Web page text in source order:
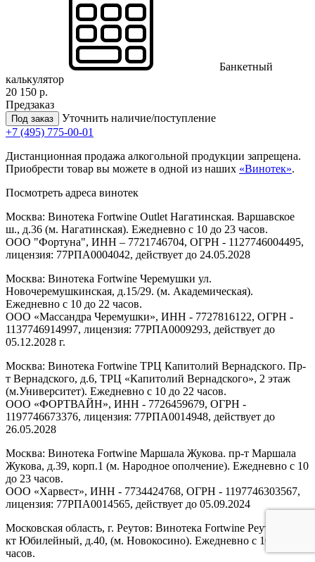
Банкетный
калькулятор
20 150 р.
Предзаказ
Под заказ
Уточнить наличие/поступление
+7 (495) 775-00-01
Дистанционная продажа алкогольной продукции запрещена.
Приобрести товар вы можете в одной из наших «Винотек».
Посмотреть адреса винотек
Москва: Винотека Fortwine Outlet Нагатинская. Варшавское
ш., д.36 (м. Нагатинская). Ежедневно с 10 до 23 часов.
ООО "Фортуна", ИНН – 7721746704, ОГРН - 1127746004495,
лицензия: 77РПА0004042, действует до 24.05.2028
Москва: Винотека Fortwine Черемушки ул.
Новочеремушкинская, д.15/29. (м. Академическая).
Ежедневно с 10 до 22 часов.
ООО «Массандра Черемушки», ИНН - 7727816122, ОГРН -
1137746914997, лицензия: 77РПА0009293, действует до
05.12.2028 г.
Москва: Винотека Fortwine ТРЦ Капитолий Вернадского. Пр-
т Вернадского, д.6, ТРЦ «Капитолий Вернадского», 2 этаж
(м.Университет). Ежедневно с 10 до 22 часов.
ООО «ФОРТВАЙН», ИНН - 7726459679, ОГРН -
1197746673376, лицензия: 77РПА0014948, действует до
26.05.2028
Москва: Винотека Fortwine Маршала Жукова. пр-т Маршала
Жукова, д.39, корп.1 (м. Народное ополчение). Ежедневно с 10
до 23 часов.
ООО «Харвест», ИНН - 7734424768, ОГРН - 1197746303567,
лицензия: 77РПА0014565, действует до 05.09.2024
Московская область, г. Реутов: Винотека Fortwine Реутов. пр-
кт Юбилейный, д.40, (м. Новокосино). Ежедневно с 10 до 22
часов.